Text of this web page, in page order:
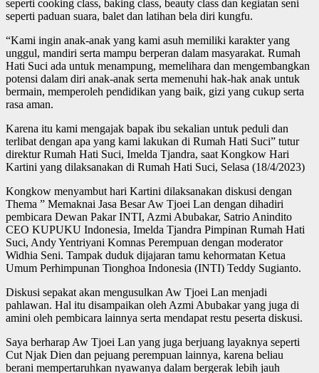
seperti cooking class, baking class, beauty class dan kegiatan seni
seperti paduan suara, balet dan latihan bela diri kungfu.
“Kami ingin anak-anak yang kami asuh memiliki karakter yang
unggul, mandiri serta mampu berperan dalam masyarakat. Rumah
Hati Suci ada untuk menampung, memelihara dan mengembangkan
potensi dalam diri anak-anak serta memenuhi hak-hak anak untuk
bermain, memperoleh pendidikan yang baik, gizi yang cukup serta
rasa aman.
Karena itu kami mengajak bapak ibu sekalian untuk peduli dan
terlibat dengan apa yang kami lakukan di Rumah Hati Suci” tutur
direktur Rumah Hati Suci, Imelda Tjandra, saat Kongkow Hari
Kartini yang dilaksanakan di Rumah Hati Suci, Selasa (18/4/2023)
Kongkow menyambut hari Kartini dilaksanakan diskusi dengan
Thema ” Memaknai Jasa Besar Aw Tjoei Lan dengan dihadiri
pembicara Dewan Pakar INTI, Azmi Abubakar, Satrio Anindito
CEO KUPUKU Indonesia, Imelda Tjandra Pimpinan Rumah Hati
Suci, Andy Yentriyani Komnas Perempuan dengan moderator
Widhia Seni. Tampak duduk dijajaran tamu kehormatan Ketua
Umum Perhimpunan Tionghoa Indonesia (INTI) Teddy Sugianto.
Diskusi sepakat akan mengusulkan Aw Tjoei Lan menjadi
pahlawan. Hal itu disampaikan oleh Azmi Abubakar yang juga di
amini oleh pembicara lainnya serta mendapat restu peserta diskusi.
Saya berharap Aw Tjoei Lan yang juga berjuang layaknya seperti
Cut Njak Dien dan pejuang perempuan lainnya, karena beliau
berani mempertaruhkan nyawanya dalam bergerak lebih jauh